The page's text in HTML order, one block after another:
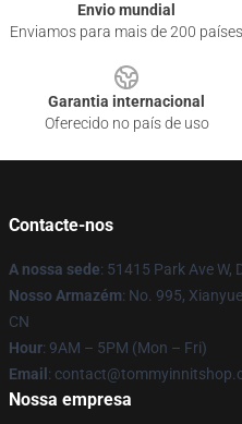
Envio mundial
Enviamos para mais de 200 países
Garantia internacional
Oferecido no país de uso
Contacte-nos
A nossa sede: 51415 Park Ave W,
Nosso Armazém: No. 995,
CN
Hour: 9AM – 5PM (Mon – Fri)
Email :
Nossa empresa